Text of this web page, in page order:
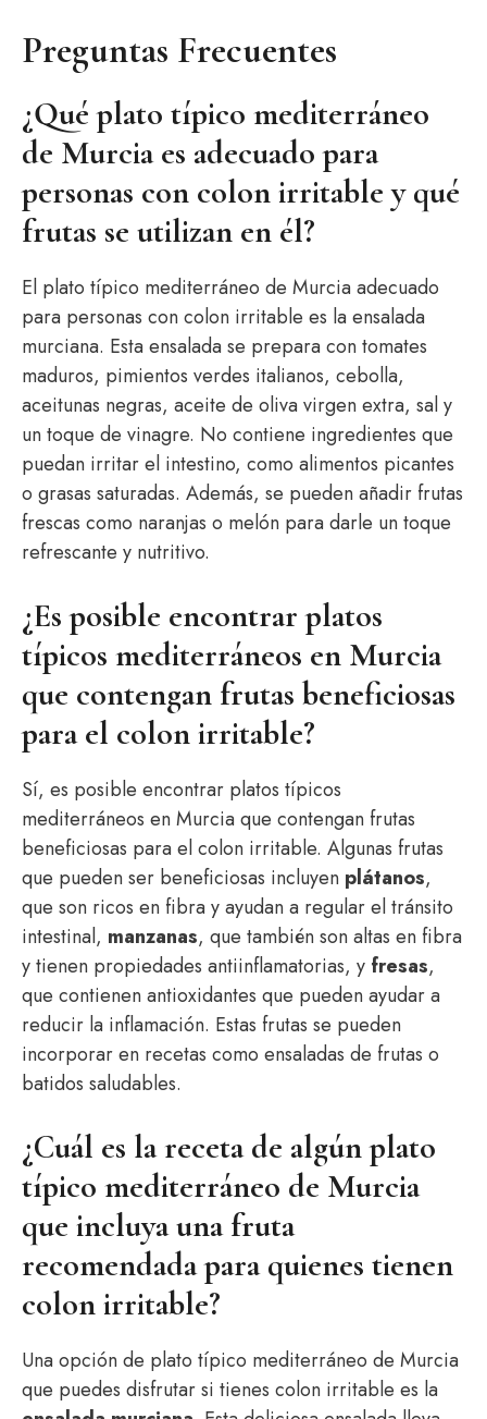
Preguntas Frecuentes
¿Qué plato típico mediterráneo
de Murcia es adecuado para
personas con colon irritable y qué
frutas se utilizan en él?
El plato típico mediterráneo de Murcia adecuado
para personas con colon irritable es la ensalada
murciana. Esta ensalada se prepara con tomates
maduros, pimientos verdes italianos, cebolla,
aceitunas negras, aceite de oliva virgen extra, sal y
un toque de vinagre. No contiene ingredientes que
puedan irritar el intestino, como alimentos picantes
o grasas saturadas. Además, se pueden añadir frutas
frescas como naranjas o melón para darle un toque
refrescante y nutritivo.
¿Es posible encontrar platos
típicos mediterráneos en Murcia
que contengan frutas beneficiosas
para el colon irritable?
Sí, es posible encontrar platos típicos
mediterráneos en Murcia que contengan frutas
beneficiosas para el colon irritable. Algunas frutas
que pueden ser beneficiosas incluyen plátanos,
que son ricos en fibra y ayudan a regular el tránsito
intestinal, manzanas, que también son altas en fibra
y tienen propiedades antiinflamatorias, y fresas,
que contienen antioxidantes que pueden ayudar a
reducir la inflamación. Estas frutas se pueden
incorporar en recetas como ensaladas de frutas o
batidos saludables.
¿Cuál es la receta de algún plato
típico mediterráneo de Murcia
que incluya una fruta
recomendada para quienes tienen
colon irritable?
Una opción de plato típico mediterráneo de Murcia
que puedes disfrutar si tienes colon irritable es la